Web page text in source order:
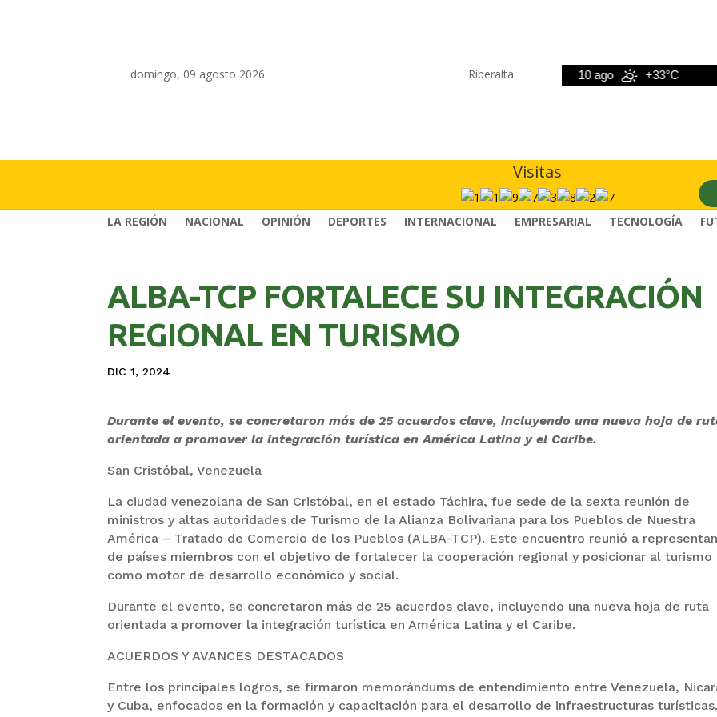
domingo, 09 agosto 2026 Riberalta
+34°C 10 ago +33°C
Visitas
LA REGIÓN NACIONAL OPINIÓN DEPORTES INTERNACIONAL EMPRESARIAL TECNOLOGÍA
ALBA-TCP FORTALECE SU INTEGRACIÓN
REGIONAL EN TURISMO
DIC 1, 2024
Durante el evento, se concretaron más de 25 acuerdos clave, incluyendo una nueva hoja de
orientada a promover la integración turística en América Latina y el Caribe.
San Cristóbal, Venezuela
La ciudad venezolana de San Cristóbal, en el estado Táchira, fue sede de la sexta reunión de
ministros y altas autoridades de Turismo de la Alianza Bolivariana para los Pueblos de Nuestra
América – Tratado de Comercio de los Pueblos (ALBA-TCP). Este encuentro reunió a
de países miembros con el objetivo de fortalecer la cooperación regional y posicionar al turismo
como motor de desarrollo económico y social.
Durante el evento, se concretaron más de 25 acuerdos clave, incluyendo una nueva hoja de ruta
orientada a promover la integración turística en América Latina y el Caribe.
ACUERDOS Y AVANCES DESTACADOS
Entre los principales logros, se firmaron memorándums de entendimiento entre Venezuela,
y Cuba, enfocados en la formación y capacitación para el desarrollo de infraestructuras turísticas.